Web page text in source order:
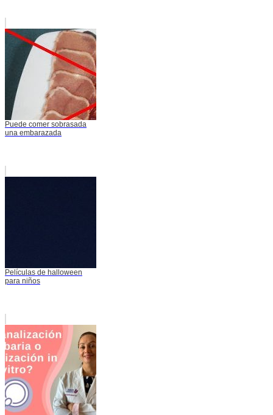
Puede comer sobrasada
una embarazada
Películas de halloween
para niños